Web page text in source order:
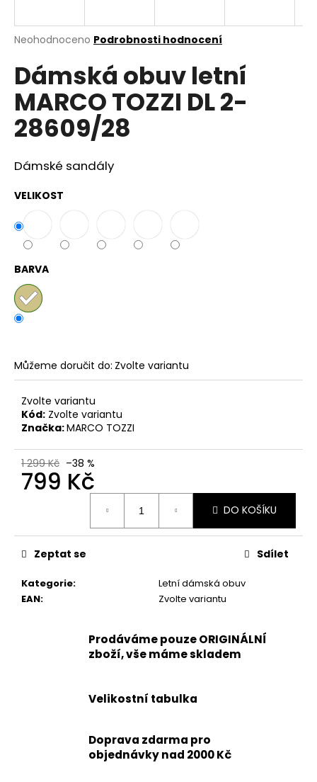
Průměrné
produktu
je
0,0
5
hvězdiček.
Neohodnoceno Podrobnosti hodnocení
Dámská obuv letní
MARCO TOZZI DL 2-
28609/28
Dámské sandály
VELIKOST
BARVA
Můžeme doručit do: Zvolte variantu
Zvolte variantu
Kód: Zvolte variantu
Značka:MARCO TOZZI
1 299 Kč –38 %
799 Kč
DO KOŠÍKU
Kategorie:
Letní dámská obuv
EAN: Zvolte variantu
Zeptat se Sdílet
Prodáváme pouze ORIGINÁLNÍ
zboží, vše máme skladem
Velikostní tabulka
Doprava zdarma pro
objednávky nad 2000 Kč
j
t
?
D
o
r
u
č
e
m
e
SANDÁLY
KEEN
NEWPORT
BISON
Původně:
799
Kč